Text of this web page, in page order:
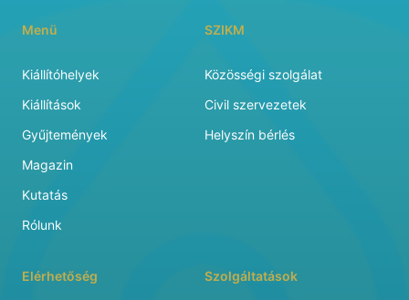
Menü
Kiállítóhelyek
Kiállítások
Gyűjtemények
Magazin
Kutatás
Rólunk
SZIKM
Közösségi szolgálat
Civil szervezetek
Helyszín bérlés
Elérhetőség Szolgáltatások